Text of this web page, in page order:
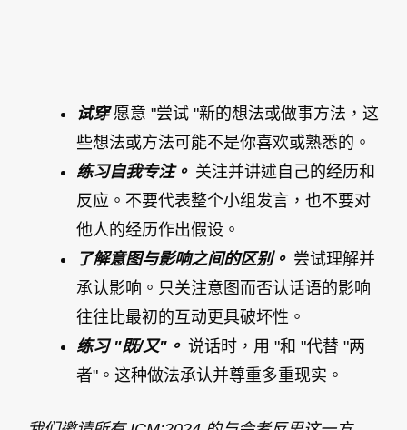
试穿愿意 "尝试 "新的想法或做事方法，这
些想法或方法可能不是你喜欢或熟悉的。
练习自我专注。 关注并讲述自己的经历和
反应。不要代表整个小组发言，也不要对
他人的经历作出假设。
了解意图与影响之间的区别。 尝试理解并
承认影响。只关注意图而否认话语的影响
往往比最初的互动更具破坏性。
练习 "既/又"。 说话时，用 "和 "代替 "两
者"。这种做法承认并尊重多重现实。